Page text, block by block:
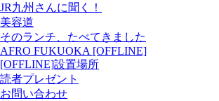
JR九州さんに聞く！
美容道
そのランチ、たべてきました
AFRO FUKUOKA [OFFLINE]
[OFFLINE]設置場所
読者プレゼント
お問い合わせ